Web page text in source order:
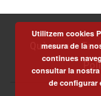
Què som
Utilitzem cookies
mesura de la
continues
consultar la
de configurar